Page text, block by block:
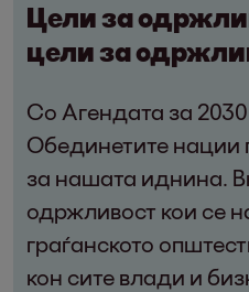
Цели за
цели за
Со Агендата за
Обединетите нации
за нашата иднина.
одржливост кои се
граѓанското
кон сите влади и